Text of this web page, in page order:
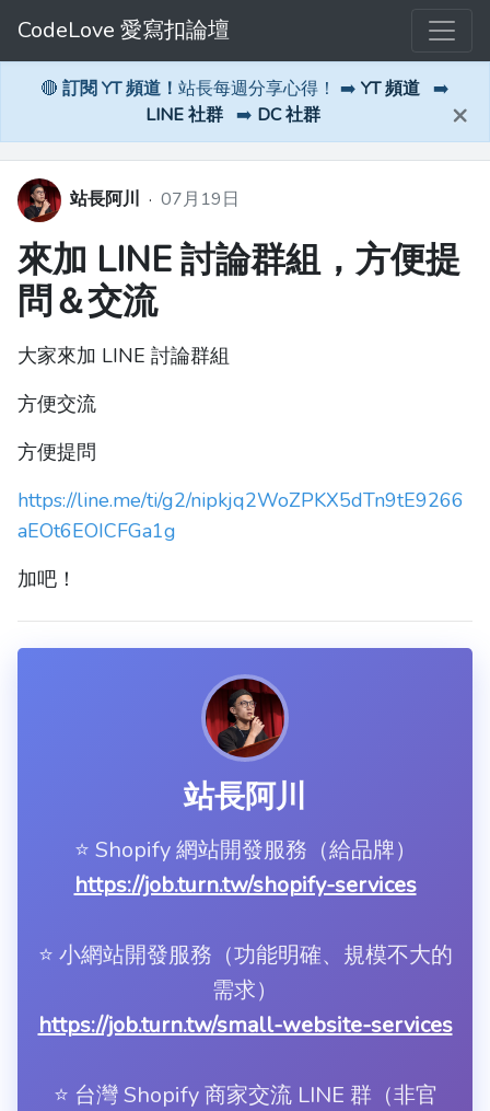
CodeLove 愛寫扣論壇
🔴 訂閱 YT 頻道！ 站長每週分享心得！ ➡️ YT 頻道 ➡️
LINE 社群 ➡️ DC 社群 ×
站長阿川 · 07月19日
來加 LINE 討論群組，方便提
問＆交流
大家來加 LINE 討論群組
方便交流
方便提問
https://line.me/ti/g2/nipkjq2WoZPKX5dTn9tE9266
aEOt6EOICFGa1g
加吧！
站長阿川
⭐️ Shopify 網站開發服務（給品牌）
https://job.turn.tw/shopify-services
⭐️ 小網站開發服務（功能明確、規模不大的
需求）
https://job.turn.tw/small-website-services
⭐️ 台灣 Shopify 商家交流 LINE 群（非官